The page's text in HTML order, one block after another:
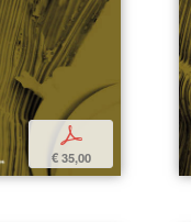
p
€ 35,00